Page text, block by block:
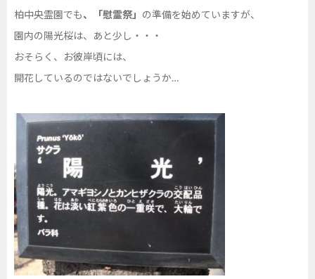
柏中央霊園でも、「慰霊祭」 の準備を始めていますが、
園内の陽光桜は、あと少し・・・
おそらく、お彼岸頃には、
開花しているのではないでしょうか…